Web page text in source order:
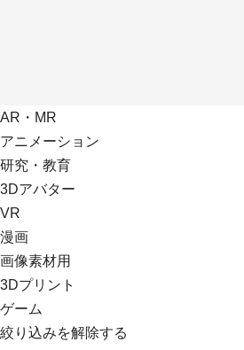
AR・MR
アニメーション
研究・教育
3Dアバター
VR
漫画
画像素材用
3Dプリント
ゲーム
絞り込みを解除する